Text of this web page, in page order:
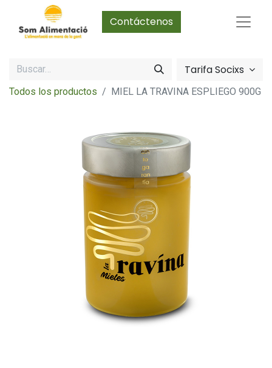
Contáctenos
Tarifa Socixs
Todos los productos MIEL LA TRAVINA ESPLIEGO 900G